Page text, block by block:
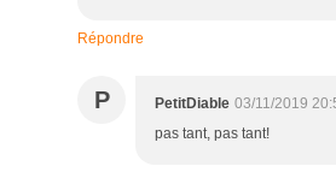
Répondre
P PetitDiable 03/11/2019
pas tant, pas tant!